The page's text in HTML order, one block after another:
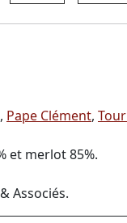
Pape Clément,
et merlot 85%.
Associés.